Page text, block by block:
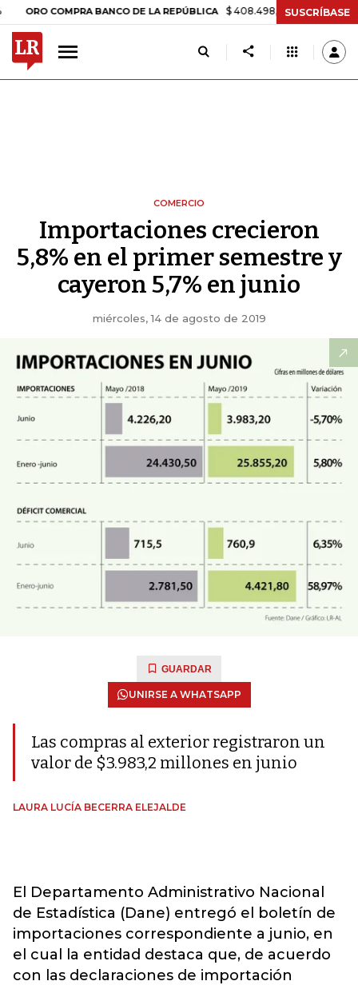
COMPRA BANCO DE LA REPÚBLICA $ 408.498,97 +$ 8.753,81 +2,19%
SUSCRÍBASE
COMERCIO
Importaciones crecieron
5,8% en el primer semestre y
cayeron 5,7% en junio
miércoles, 14 de agosto de 2019
GUARDAR
UNIRSE A WHATSAPP
Las compras al exterior registraron un
valor de $3.983,2 millones en junio
LAURA LUCÍA BECERRA ELEJALDE
El Departamento Administrativo Nacional
de Estadística (Dane) entregó el boletín de
importaciones correspondiente a junio, en
el cual la entidad destaca que, de acuerdo
con las declaraciones de importación